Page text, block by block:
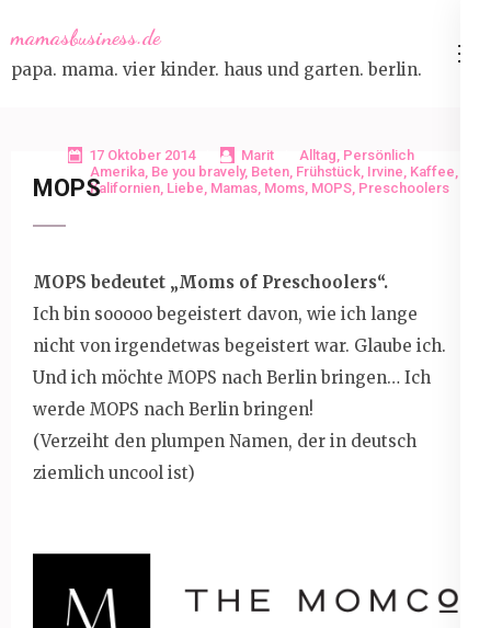
to
content
mamasbusiness.de
papa. mama. vier kinder. haus und garten. berlin.
17 Oktober 2014 Marit Alltag, Persönlich
Amerika, Be you bravely, Beten, Frühstück, Irvine, Kaffee,
Kalifornien, Liebe, Mamas, Moms, MOPS, Preschoolers
MOPS
MOPS bedeutet „Moms of Preschoolers“.
Ich bin sooooo begeistert davon, wie ich lange
nicht von irgendetwas begeistert war. Glaube ich.
Und ich möchte MOPS nach Berlin bringen… Ich
werde MOPS nach Berlin bringen!
(Verzeiht den plumpen Namen, der in deutsch
ziemlich uncool ist)